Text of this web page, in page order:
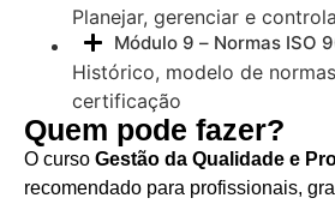
Planejar, gerenciar e
Módulo 9 – Normas ISO
Histórico, modelo de
certificação
Quem pode fazer?
O curso Gestão da Qualidade e
recomendado para profissionais,